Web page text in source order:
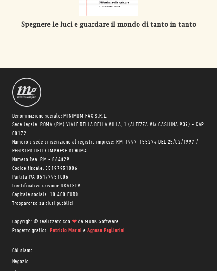
Spegnere le luci e guardare il mondo di tanto in tanto
Denominazione sociale: MINIMUM FAX S.R.L.
Sede legale: ROMA (RM) VIALE DELLA BELLA VILLA, 1 (ALTEZZA VIA CASILINA 939) - CAP
00172
Numero e sede di iscrizione al registro imprese: RM-1997-155274 DEL 25/02/1997 /
REGISTRO DELLE IMPRESE DI ROMA
Numero Rea: RM - 864029
Codice fiscale: 05197951006
Partita IVA 05197951006
Identificativo univoco: USAL8PV
Capitale sociale: 10.400 EURO
Trasparenza su aiuti pubblici
Copyright © realizzato con ❤ da MONK Software
Progetto grafico: Patrizio Marini e Agnese Pagliarini
Chi siamo
Negozio